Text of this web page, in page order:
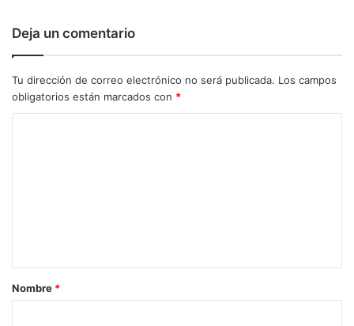
Deja un comentario
Tu dirección de correo electrónico no será publicada. Los campos
obligatorios están marcados con *
a
r
Nombre *